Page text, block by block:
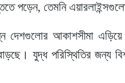
পড়েন, তেমনি
দেশগুলোর আকাশসীমা
যুদ্ধ পরিস্থিতির জন্য